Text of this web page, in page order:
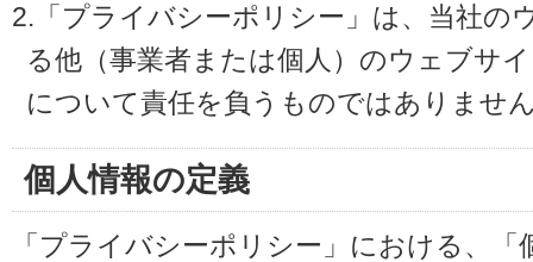
2.「プライバシーポリシー」は、当社の
る他（事業者または個人）のウェブサ
について責任を負うものではありませ
個人情報の定義
「プライバシーポリシー」における、